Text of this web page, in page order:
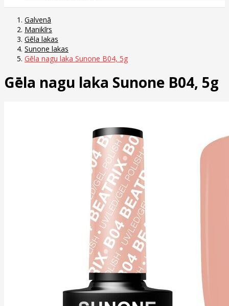
Galvenā
Manikīrs
Gēla lakas
Sunone lakas
Gēla nagu laka Sunone B04, 5g
Gēla nagu laka Sunone B04, 5g